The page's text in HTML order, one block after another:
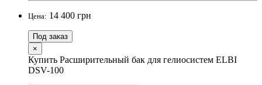
Цена: 14 400 грн
Под заказ
×
Купить Расширительный бак для гелиосистем ELBI
DSV-100